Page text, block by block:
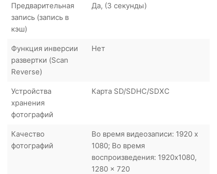
Предварительная
запись (запись в
кэш)
Да, (3 секунды)
Функция инверсии
развертки (Scan
Reverse)
Нет
Устройства
хранения
фотографий
Карта SD/SDHC/SDXC
Качество
фотографий
Во время видеозаписи: 1920 x
1080; Во время
воспроизведения: 1920x1080,
1280 x 720